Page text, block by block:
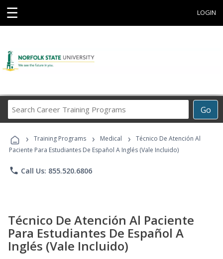
☰ LOGIN
Go
Career
Programs
› Training Programs › Medical ›
Técnico De Atención Al
Paciente Para Estudiantes De Español A Inglés (Vale Incluido)
phone Call Us: 855.520.6806
Técnico De Atención Al Paciente
Para Estudiantes De Español A
Inglés (Vale Incluido)